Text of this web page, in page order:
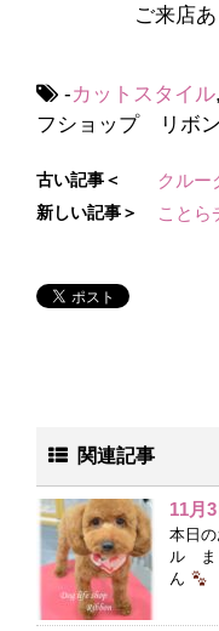
ご来店
-カットスタイル,
フショップ リボン
古い記事＜ クルー
新しい記事＞ ことら
関連記事
11月
本日
ル ま
ん